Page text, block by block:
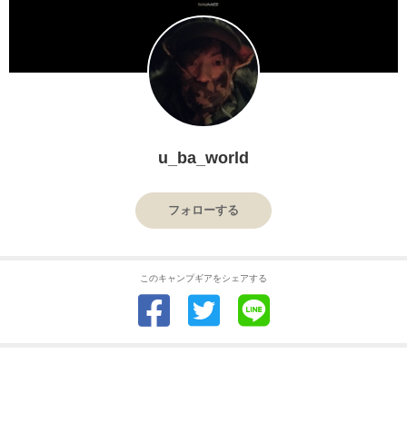
u_ba_world
フォローする
このキャンプギアをシェアする